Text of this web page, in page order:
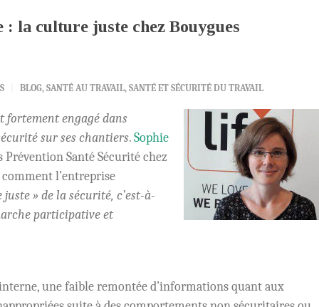
: la culture juste chez Bouygues
BLOG, SANTÉ AU TRAVAIL, SANTÉ ET SÉCURITÉ DU TRAVAIL
fortement engagé dans
sur ses chantiers.Sophie
Santé Sécurité chez
l’entreprise
» de la sécurité, c’est-à-
participative et
une faible remontée d’informations quant aux